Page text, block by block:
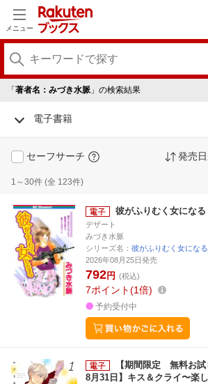
メニュー
「 著者名：みづき水脈 」の検索結果
電子書籍
セーフサーチ 発売
1～30件 (全 123件)
彼がふりむく女になる
デザート
みづき水脈
シリーズ名： 彼がふりむく女になる
2026年08月25日発売
792円 (税込)
7ポイント 1倍
予約受付中
【期間限定 無料お
8月31日】キス＆クライ〜楽